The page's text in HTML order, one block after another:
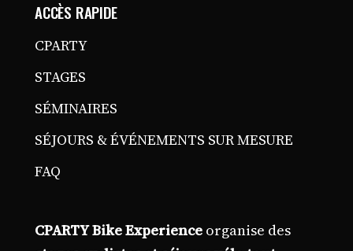
ACCÈS RAPIDE
CPARTY
STAGES
SÉMINAIRES
SÉJOURS & ÉVÉNEMENTS SUR MESURE
FAQ
CPARTY Bike Experience organise des